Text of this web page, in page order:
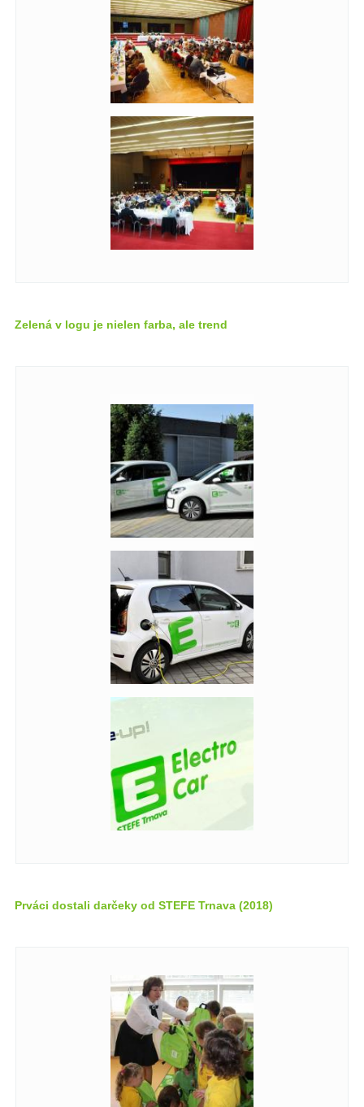
Zelená v logu je nielen farba, ale trend
Prváci dostali darčeky od STEFE Trnava (2018)